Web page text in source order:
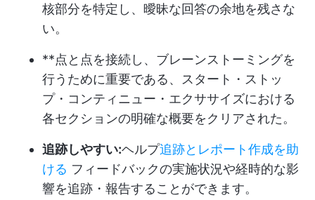
核部分を特定し、曖昧な回答の余地を残さな
い。
**点と点を接続し、ブレーンストーミングを
行うために重要である、スタート・ストッ
プ・コンティニュー・エクササイズにおける
各セクションの明確な概要をクリアされた。
追跡しやすい:ヘルプ追跡とレポート作成を助
ける フィードバックの実施状況や経時的な影
響を追跡・報告することができます。